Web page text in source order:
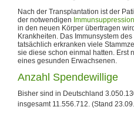
Nach der Transplantation ist der
der notwendigen Immunsuppression
in den neuen Körper übertragen
Krankheiten. Das Immunsystem
tatsächlich erkranken viele
sie diese schon einmal hatten. Erst
eines gesunden Erwachsenen.
Anzahl Spendewillige
Bisher sind in Deutschland
insgesamt 11.556.712. (Stand